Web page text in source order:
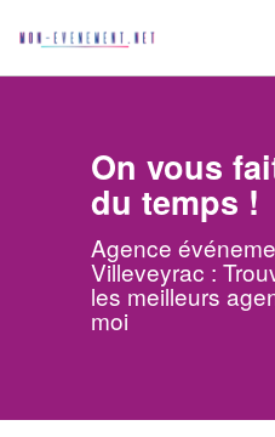
On vous
du temps !
Agence
Villeveyrac :
les meilleurs
moi